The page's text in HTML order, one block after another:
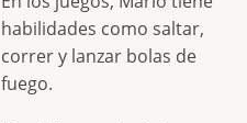
habilidades como saltar,
correr y lanzar bolas de
fuego.